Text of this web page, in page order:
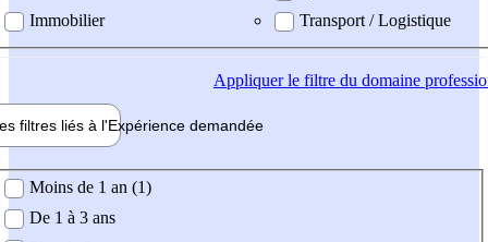
Immobilier
Transport / Logistique
Appliquerle filtre du domaine
filtres liés à l'Expérience demandée
demandée
Moins de 1 an (1)
De 1 à 3 ans